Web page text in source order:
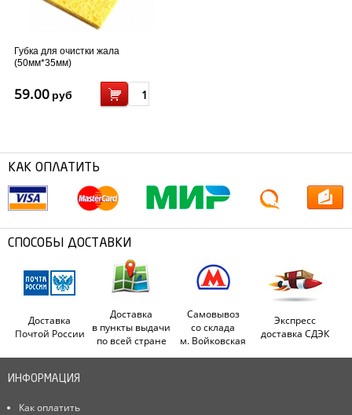
Губка для очистки жала
(50мм*35мм)
59.00 руб
КАК ОПЛАТИТЬ
СПОСОБЫ ДОСТАВКИ
Доставка
Почтой России
Доставка
в пункты выдачи
по всей стране
Самовывоз
со склада
м. Войковская
Экспресс
доставка СДЭК
ИНФОРМАЦИЯ
Как оплатить